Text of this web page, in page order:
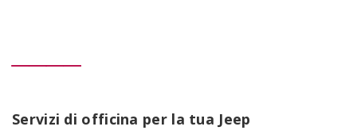
Servizi di officina per la tua Jeep